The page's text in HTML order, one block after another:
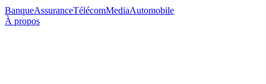
BanqueAssuranceTélécomMediaAutomobile
À propos